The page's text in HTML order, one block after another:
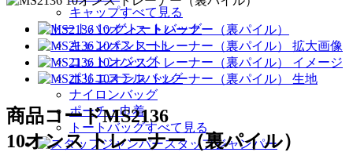
キャップすべて見る
トートバッグ
キャンバストート
コットンバッグ
ポリエステルバッグ
ナイロンバッグ
ポーチ・巾着
トートバッグすべて見る
スタッフジャンパー
商品コードMS2136
10オンス トレーナー（裏パイル）